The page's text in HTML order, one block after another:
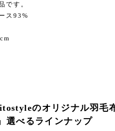
です。
ス93%
のオリジナル羽毛
選べるラインナップ